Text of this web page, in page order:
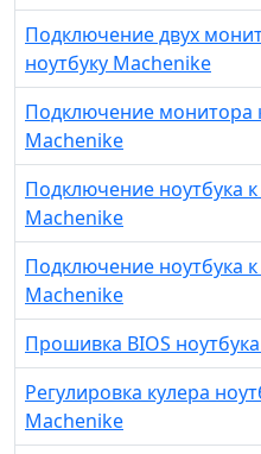
Подключение двух
ноутбуку Machenike
Подключение монитора
Machenike
Подключение ноутбука к
Machenike
Подключение ноутбука
Machenike
Прошивка BIOS
Регулировка кулера
Machenike